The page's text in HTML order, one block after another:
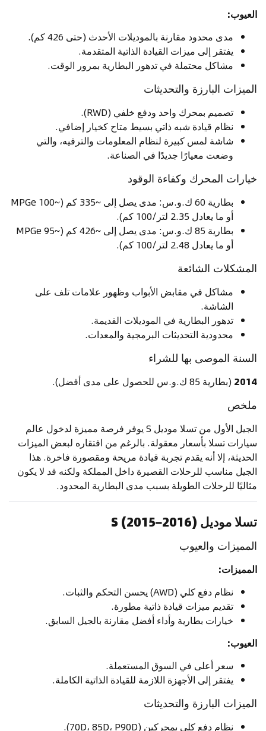
العيوب:
مدى محدود مقارنة بالموديلات الأحدث (حتى 426 كم).
يفتقر إلى ميزات القيادة الذاتية المتقدمة.
مشاكل محتملة في تدهور البطارية بمرور الوقت.
الميزات البارزة والتحديثات
تصميم بمحرك واحد ودفع خلفي (RWD).
نظام قيادة شبه ذاتي بسيط متاح كخيار إضافي.
شاشة لمس كبيرة لنظام المعلومات والترفيه، والتي
وضعت معيارًا جديدًا في الصناعة.
خيارات المحرك وكفاءة الوقود
بطارية 60 ك.و.س: مدى يصل إلى ~335 كم (~100 MPGe
أو ما يعادل 2.35 لتر/100 كم).
بطارية 85 ك.و.س: مدى يصل إلى ~426 كم (~95 MPGe
أو ما يعادل 2.48 لتر/100 كم).
المشكلات الشائعة
مشاكل في مقابض الأبواب وظهور علامات تلف على
الشاشة.
تدهور البطارية في الموديلات القديمة.
محدودية التحديثات البرمجية والمعدات.
السنة الموصى بها للشراء
2014 (بطارية 85 ك.و.س للحصول على مدى أفضل).
ملخص
الجيل الأول من تسلا موديل S يوفر فرصة مميزة لدخول عالم
سيارات تسلا بأسعار معقولة. بالرغم من افتقاره لبعض الميزات
الحديثة، إلا أنه يقدم تجربة قيادة مريحة ومقصورة فاخرة. هذا
الجيل مناسب للرحلات القصيرة داخل المملكة ولكنه قد لا يكون
مثاليًا للرحلات الطويلة بسبب مدى البطارية المحدود.
تسلا موديل S (2015–2016)
المميزات والعيوب
المميزات:
نظام دفع كلي (AWD) يحسن التحكم والثبات.
تقديم ميزات قيادة ذاتية مطورة.
خيارات بطارية وأداء أفضل مقارنة بالجيل السابق.
العيوب:
سعر أعلى في السوق المستعملة.
يفتقر إلى الأجهزة اللازمة للقيادة الذاتية الكاملة.
الميزات البارزة والتحديثات
نظام دفع كلي بمحركين (70D، 85D، P90D).